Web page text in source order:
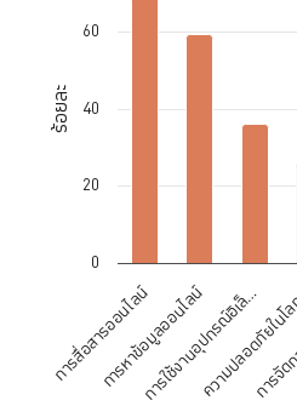
The chart has 1 X axis displaying
ร้อยละ
การสื่อสารออนไลน์
การหาข้อมูลออนไลน์
การใช้งานอุปกรณ์อิเล็…
ความปลอดภัย
การ
0
20
40
60